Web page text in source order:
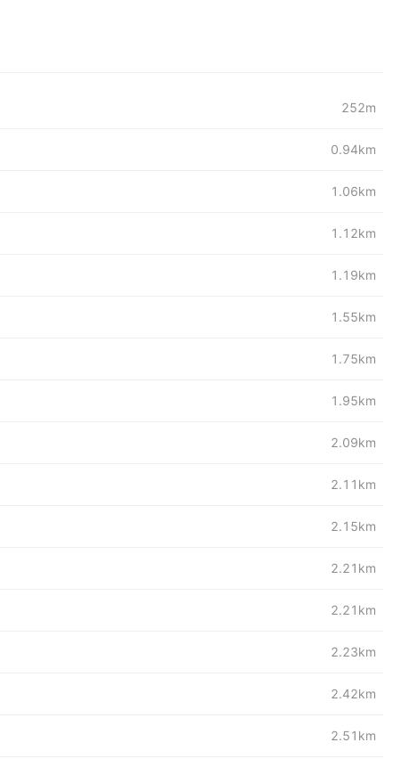
252m
0.94km
1.06km
1.12km
1.19km
1.55km
1.75km
1.95km
2.09km
2.11km
2.15km
2.21km
2.21km
2.23km
2.42km
2.51km